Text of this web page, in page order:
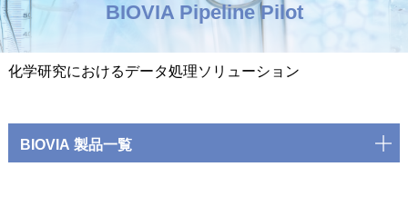
BIOVIA Pipeline Pilot
化学研究におけるデータ処理ソリューション
BIOVIA 製品一覧